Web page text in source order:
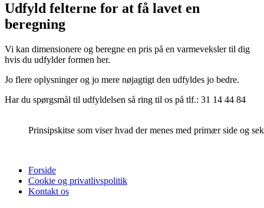
Udfyld felterne for at få lavet en
beregning
Vi kan dimensionere og beregne en pris på en varmeveksler til dig
hvis du udfylder formen her.
Jo flere oplysninger og jo mere nøjagtigt den udfyldes jo bedre.
Har du spørgsmål til udfyldelsen så ring til os på tlf.: 31 14 44 84
Prinsipskitse som viser hvad der menes med primær side og
Forside
Cookie og privatlivspolitik
Kontakt os